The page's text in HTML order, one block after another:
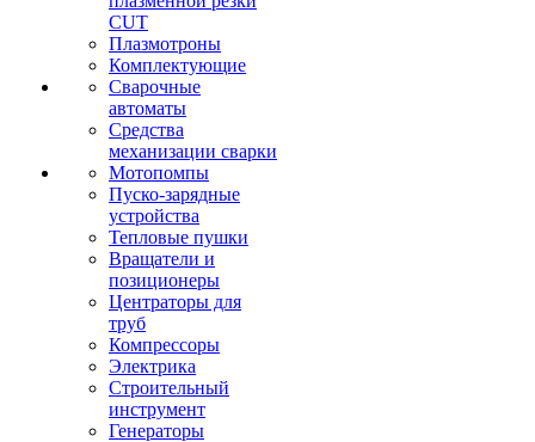
CUT
Плазмотроны
Комплектующие
Сварочные
автоматы
Средства
механизации сварки
Мотопомпы
Пуско-зарядные
устройства
Тепловые пушки
Вращатели и
позиционеры
Центраторы для
труб
Компрессоры
Электрика
Строительный
инструмент
Генераторы